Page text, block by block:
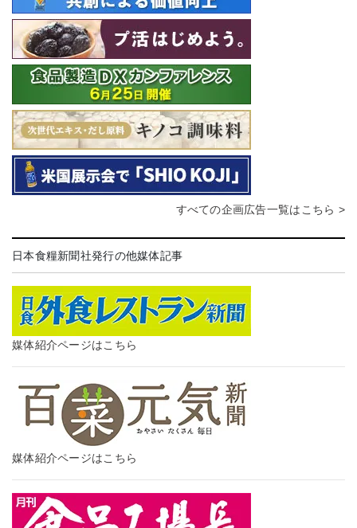
すべての企画広告一覧はこちら >
日本食糧新聞社発行の他媒体記事
媒体紹介ページはこちら
媒体紹介ページはこちら